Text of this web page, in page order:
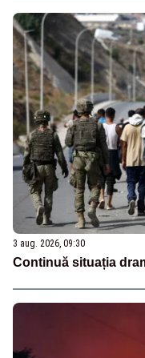
3 aug. 2026, 09:30
Continuă situația